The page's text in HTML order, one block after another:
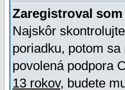
Zaregistroval
Najskôr
poriadku, potom
povolená podpora
13 rokov, budete